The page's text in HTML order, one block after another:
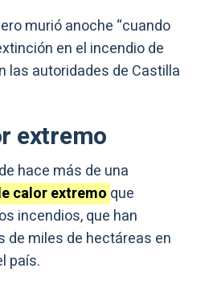
murió anoche “cuando
en el incendio de
las autoridades de Castilla
extremo
hace más de una
calor extremo que
incendios, que han
de miles de hectáreas en
país.